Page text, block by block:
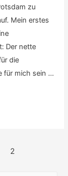
zu
Mein erstes
Der nette
die
für mich sein …
2